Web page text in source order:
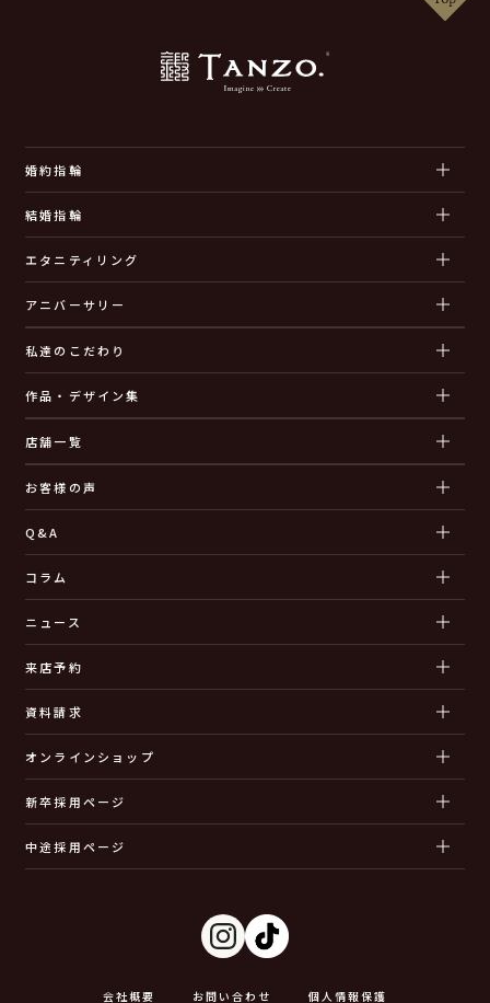
会社概要 お問い合わせ 個人情報保護
婚約指輪
結婚指輪
エタニティリング
アニバーサリー
私達のこだわり
作品・デザイン集
店舗一覧
お客様の声
Q&A
コラム
ニュース
来店予約
資料請求
オンラインショップ
新卒採用ページ
中途採用ページ